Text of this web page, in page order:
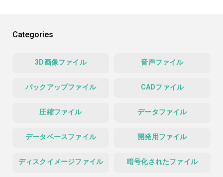
Categories
3D画像ファイル 音声ファイル
バックアップファイル CADファイル
圧縮ファイル データファイル
データベースファイル 開発用ファイル
ディスクイメージファイル 暗号化されたファイル